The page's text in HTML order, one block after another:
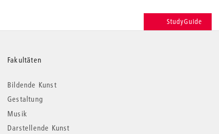
StudyGuide
Weitere
Informationen
Fakultäten
Bildende Kunst
Gestaltung
Musik
Darstellende Kunst